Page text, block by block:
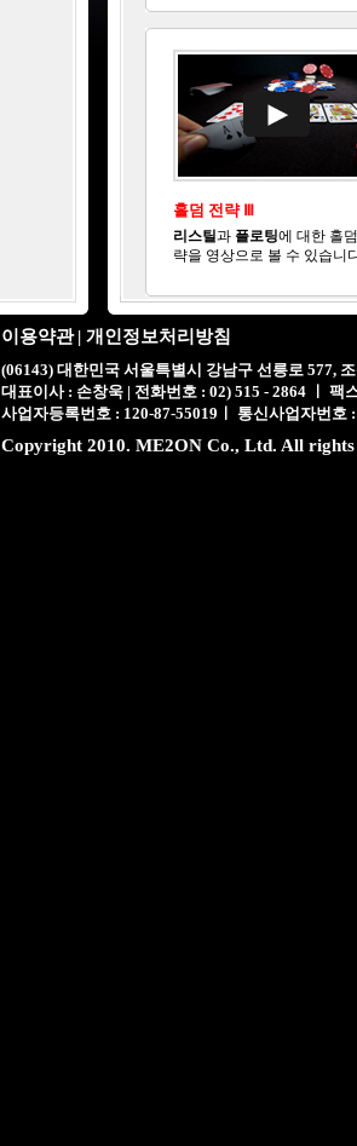
홀덤 전략 Ⅲ
리스틸과 플로팅에 대한 홀
략을 영상으로 볼 수 있습니
이용약관 | 개인정보처리방침
(06143) 대한민국 서울특별시 강남구 선릉로 577,
대표이사 : 손창욱 | 전화번호 : 02) 515 - 2864 ㅣ 팩
사업자등록번호 : 120-87-55019ㅣ 통신사업자번호
Copyright 2010. ME2ON Co., Ltd. All rights